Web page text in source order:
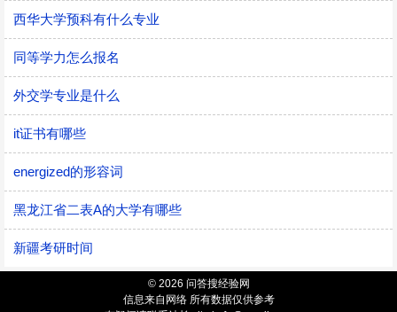
西华大学预科有什么专业
同等学力怎么报名
外交学专业是什么
it证书有哪些
energized的形容词
黑龙江省二表A的大学有哪些
新疆考研时间
© 2026 问答搜经验网
信息来自网络 所有数据仅供参考